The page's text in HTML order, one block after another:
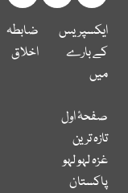
ایکسپریس
کے بارے
میں
ضابطہ
اخلاق
صفحۂ اول
تازہ ترین
غزہ لہو لہو
پاکستان